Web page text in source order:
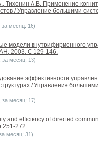
Тихонин А.В. Применение
/ Управление большими
за месяц: 16)
модели внутрифирменного
2003. С.129-146.
за месяц: 13)
эффективности
/ Управление
за месяц: 17)
and efficiency of directed
251-272
месяц: 31)